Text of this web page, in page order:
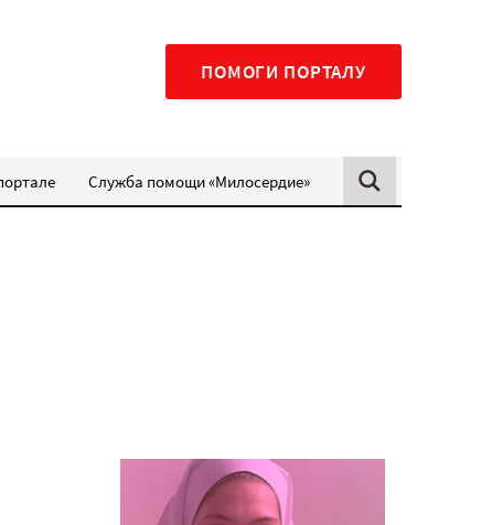
ПОМОГИ ПОРТАЛУ
Служба помощи «Милосердие»